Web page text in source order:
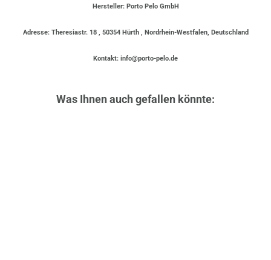
Hersteller: Porto Pelo GmbH
Adresse: Theresiastr. 18 , 50354 Hürth , Nordrhein-Westfalen, Deutschland
Kontakt: info@porto-pelo.de
Was Ihnen auch gefallen könnte: